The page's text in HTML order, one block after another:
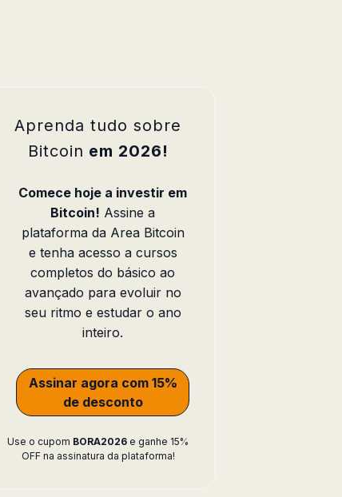
Aprenda tudo sobre
Bitcoin em 2026!
Comece hoje a investir em
Bitcoin! Assine a
plataforma da Area Bitcoin
e tenha acesso a cursos
completos do básico ao
avançado para evoluir no
seu ritmo e estudar o ano
inteiro.
Assinar agora com 15%
de desconto
Use o cupom BORA2026 e ganhe 15%
OFF na assinatura da plataforma!